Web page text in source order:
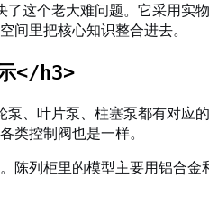
这个老大难问题。它采用实
间里把核心知识整合进去。
</h3>
、叶片泵、柱塞泵都有对应
类控制阀也是一样。
陈列柜里的模型主要用铝合